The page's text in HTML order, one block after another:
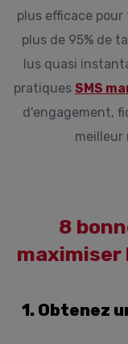
plus efficace
plus de 95% de
lus quasi
pratiques SMS
d'engagement,
meilleur
8
maximiser
1. Obtenez